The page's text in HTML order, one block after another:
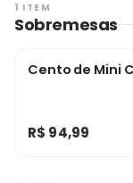
1 ITEM
Sobremesas
Cento de Mini
R$ 94,99